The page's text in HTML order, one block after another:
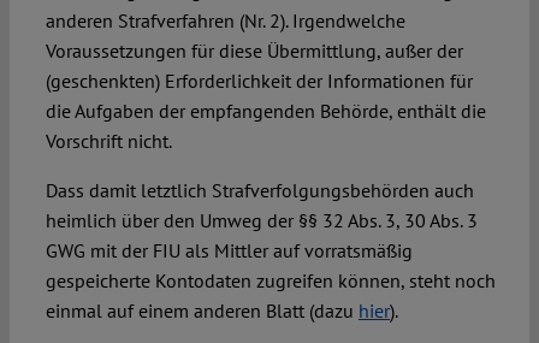
anderen Strafverfahren (Nr. 2). Irgendwelche
Voraussetzungen für diese Übermittlung, außer der
(geschenkten) Erforderlichkeit der Informationen für
die Aufgaben der empfangenden Behörde, enthält die
Vorschrift nicht.
Dass damit letztlich Strafverfolgungsbehörden auch
heimlich über den Umweg der §§ 32 Abs. 3, 30 Abs. 3
GWG mit der FIU als Mittler auf vorratsmäßig
gespeicherte Kontodaten zugreifen können, steht noch
einmal auf einem anderen Blatt (dazu hier).